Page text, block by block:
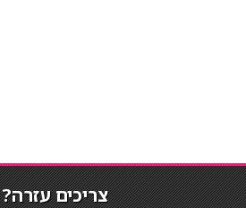
צריכים עזרה?